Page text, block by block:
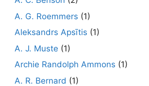
A. G. Roemmers (1)
Aleksandrs Apsītis (1)
A. J. Muste (1)
Archie Randolph Ammons (1)
A. R. Bernard (1)